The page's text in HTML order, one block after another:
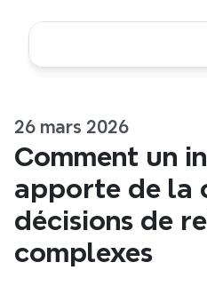
26 mars 2026
Comment un
apporte de la
décisions de
complexes